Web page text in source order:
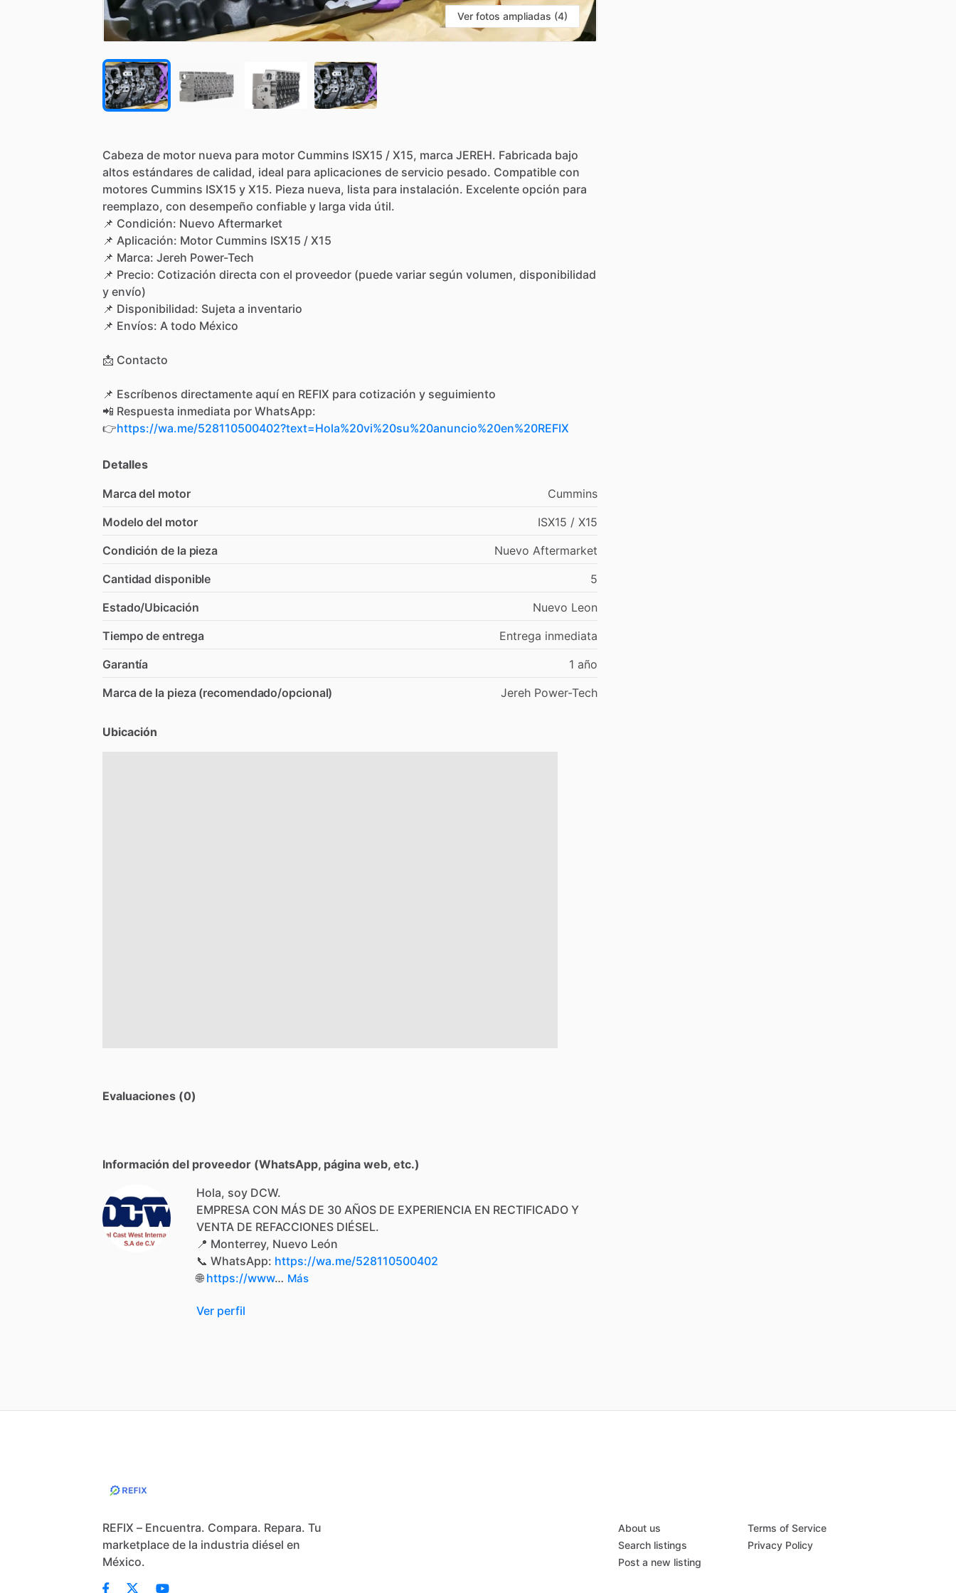
Ver fotos ampliadas (4)
Cabeza de motor nueva para motor Cummins ISX15 ​/​ X15, marca JEREH. Fabricada bajo
altos estándares de calidad, ideal para aplicaciones de servicio pesado. Compatible con
motores Cummins ISX15 y X15. Pieza nueva, lista para instalación. Excelente opción para
reemplazo, con desempeño confiable y larga vida útil.
📌 Condición: Nuevo Aftermarket
📌 Aplicación: Motor Cummins ISX15 ​/​ X15
📌 Marca: Jereh Power-Tech
📌 Precio: Cotización directa con el proveedor (puede variar según volumen, disponibilidad
y envío)
📌 Disponibilidad: Sujeta a inventario
📌 Envíos: A todo México
📩 Contacto
📌 Escríbenos directamente aquí en REFIX para cotización y seguimiento
📲 Respuesta inmediata por WhatsApp:
👉https://wa.me/528110500402?text=Hola%20vi%20su%20anuncio%20en%20REFIX
Detalles
Marca del motor
Cummins
Modelo del motor
ISX15 ​/​ X15
Condición de la pieza
Nuevo Aftermarket
Cantidad disponible
5
Estado/Ubicación
Nuevo Leon
Tiempo de entrega
Entrega inmediata
Garantía
1 año
Marca de la pieza (recomendado/opcional)
Jereh Power-Tech
Ubicación
Evaluaciones (0)
Información del proveedor (WhatsApp, página web, etc.)
Hola, soy DCW.
EMPRESA CON MÁS DE 30 AÑOS DE EXPERIENCIA EN RECTIFICADO Y
VENTA DE REFACCIONES DIÉSEL.
📍 Monterrey, Nuevo León
📞 WhatsApp: https://wa.me/528110500402
🌐 https://www… Más
Ver perfil
REFIX – Encuentra. Compara. Repara. Tu
marketplace de la industria diésel en
México.
About us
Search listings
Post a new listing
Terms of Service
Privacy Policy